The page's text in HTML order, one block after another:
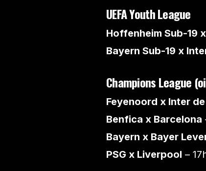
UEFA Youth League
Hoffenheim Sub-19
Bayern Sub-19 x
Champions League
Feyenoord x Inter
Benfica x Barcelona
Bayern x Bayer
PSG x Liverpool –